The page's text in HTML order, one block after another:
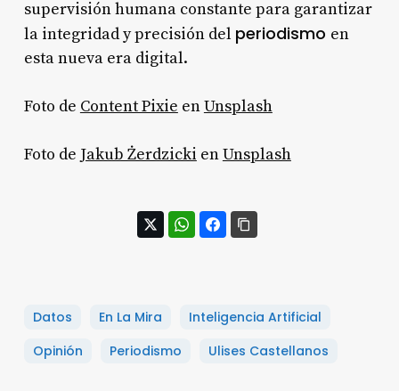
supervisión humana constante para garantizar
la integridad y precisión del periodismo en
esta nueva era digital.
Foto de Content Pixie enUnsplash
Foto de Jakub Żerdzicki enUnsplash
Datos En La Mira
Inteligencia Artificial
Opinión
Periodismo Ulises Castellanos